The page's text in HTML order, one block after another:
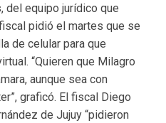
del equipo jurídico que
pidió el martes que se
de celular para que
“Quieren que Milagro
aunque sea con
graficó. El fiscal Diego
de Jujuy “pidieron